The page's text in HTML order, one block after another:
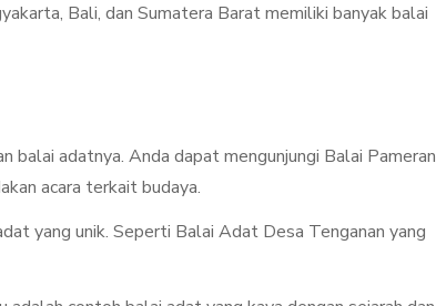
Bali, dan Sumatera Barat memiliki banyak balai
balai adatnya. Anda dapat mengunjungi Balai Pameran
acara terkait budaya.
yang unik. Seperti Balai Adat Desa Tenganan yang